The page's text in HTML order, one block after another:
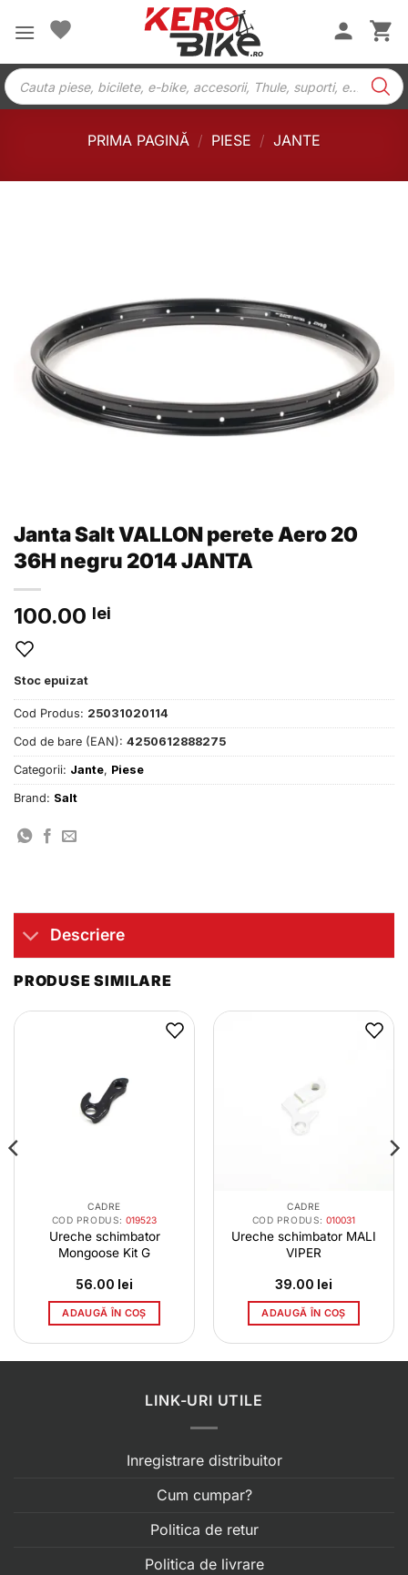
Products
search
PRIMA PAGINĂ / PIESE / JANTE
Janta Salt VALLON perete Aero 20
36H negru 2014 JANTA
100.00 lei
Stoc epuizat
Cod Produs: 25031020114
Cod de bare (EAN): 4250612888275
Categorii: Jante, Piese
Brand: Salt
Descriere
PRODUSE SIMILARE
CADRE
COD PRODUS:019523
Ureche schimbator
Mongoose Kit G
56.00 lei
ADAUGĂ ÎN COȘ
CADRE
COD PRODUS:010031
Ureche schimbator MALI
VIPER
39.00 lei
ADAUGĂ ÎN COȘ
LINK-URI UTILE
Inregistrare distribuitor
Cum cumpar?
Politica de retur
Politica de livrare